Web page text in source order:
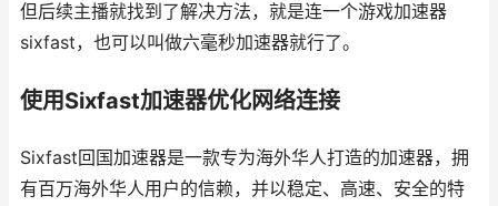
但后续主播就找到了解决方法，就是连一个游戏加速器
sixfast，也可以叫做六毫秒加速器就行了。
使用Sixfast加速器优化网络连接
Sixfast回国加速器是一款专为海外华人打造的加速器，拥
有百万海外华人用户的信赖，并以稳定、高速、安全的特